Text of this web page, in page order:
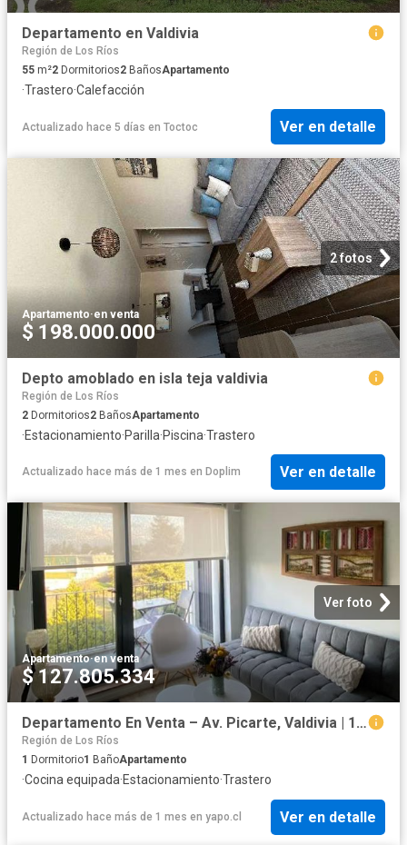
Departamento en Valdivia
Región de Los Ríos
55 m²2 Dormitorios2 BañosApartamento
·Trastero·Calefacción
Actualizado hace 5 días en Toctoc Ver en detalle
2 fotos
Apartamento·en venta
$ 198.000.000
Depto amoblado en isla teja valdivia
Región de Los Ríos
2 Dormitorios2 BañosApartamento
·Estacionamiento·Parilla·Piscina·Trastero
Actualizado hace más de 1 mes en Doplim Ver en detalle
Ver foto
Apartamento·en venta
$ 127.805.334
Departamento En Venta – Av. Picarte, Valdivia | 1 Dormitorios por 3300.00 en Valdivia
Región de Los Ríos
1 Dormitorio1 BañoApartamento
·Cocina equipada·Estacionamiento·Trastero
Actualizado hace más de 1 mes en yapo.cl Ver en detalle